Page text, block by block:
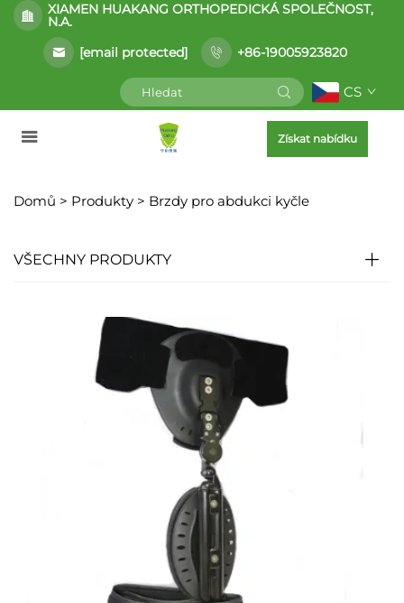
XIAMEN HUAKANG ORTHOPEDICKÁ SPOLEČNOST,
N.A.
[email protected]
+86-19005923820
CS
Získat nabídku
Domů > Produkty > Brzdy pro abdukci kyčle
VŠECHNY PRODUKTY